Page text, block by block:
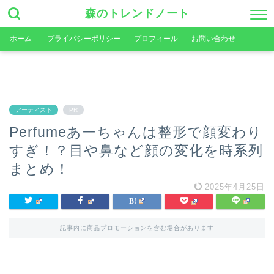
森のトレンドノート
ホーム プライバシーポリシー プロフィール お問い合わせ
アーティスト PR
Perfumeあーちゃんは整形で顔変わり
すぎ！？目や鼻など顔の変化を時系列
まとめ！
2025年4月25日
記事内に商品プロモーションを含む場合があります